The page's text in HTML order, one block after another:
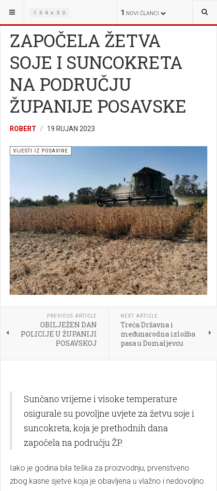
1 NOVI ČLANCI
NALAZITE SE OVDJE: VIJESTI IZ POSAVINE
ZAPOČELA ŽETVA
SOJE I SUNCOKRETA
NA PODRUČJU
ŽUPANIJE POSAVSKE
ROBERT 19 RUJAN 2023
VIJESTI IZ POSAVINE
PREVIOUS ARTICLE
OBILJEŽEN DAN
POLICIJE U ŽUPANIJI
POSAVSKOJ
NEXT ARTICLE
Treća Državna i
međunarodna izložba
pasa u Domaljevcu
Sunčano vrijeme i visoke temperature
osigurale su povoljne uvjete za žetvu soje i
suncokreta, koja je prethodnih dana
započela na području ŽP.
Iako je godina bila teška za proizvodnju, prvenstveno
zbog kasne sjetve koja je obavljena u vlažno i nedovoljno